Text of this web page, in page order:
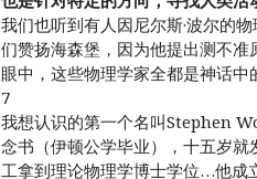
我们也听到有人因尼尔斯·波尔的
们赞扬海森堡，因为他提出测不
眼中，这些物理学家全都是神话中
7
我想认识的第一个名叫Stephen
念书（伊顿公学毕业），十五岁
工拿到理论物理学博士学位…他成